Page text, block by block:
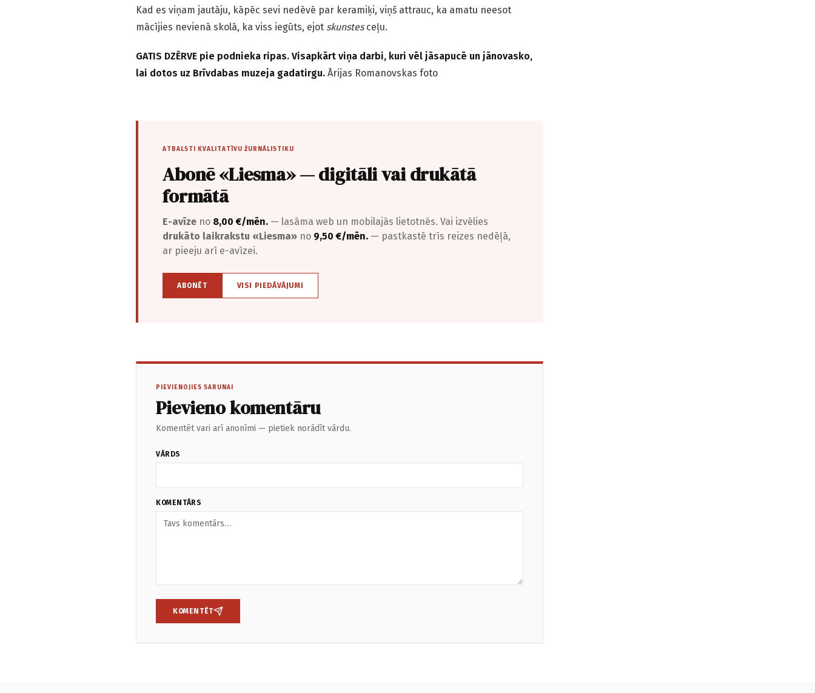
Kad es viņam jautāju, kāpēc sevi nedēvē par keramiķi, viņš attrauc, ka amatu neesot
mācījies nevienā skolā, ka viss iegūts, ejot skunstesceļu.
GATIS DZĒRVE pie podnieka ripas. Visapkārt viņa darbi, kuri vēl jāsapucē un jānovasko,
lai dotos uz Brīvdabas muzeja gadatirgu. Ārijas Romanovskas foto
ATBALSTI KVALITATĪVU ŽURNĀLISTIKU
Abonē «Liesma» — digitāli vai drukātā
formātā
E-avīze no 8,00 €/mēn. — lasāma web un mobilajās lietotnēs. Vai izvēlies
drukāto laikrakstu «Liesma» no 9,50 €/mēn. — pastkastē trīs reizes nedēļā,
ar pieeju arī e-avīzei.
ABONĒT VISI PIEDĀVĀJUMI
PIEVIENOJIES SARUNAI
Pievieno komentāru
Komentēt vari arī anonīmi — pietiek norādīt vārdu.
VĀRDS
KOMENTĀRS
KOMENTĒT